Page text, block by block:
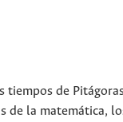
de
de la matemática,